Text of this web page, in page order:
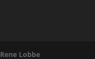
Rene Lobbe